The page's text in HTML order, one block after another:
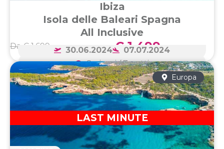
Ibiza
Isola delle Baleari Spagna
All Inclusive
Da € 1.699 € 1.499
8 giorni / 7 notti
30.06.2024 07.07.2024
Europa
LAST MINUTE